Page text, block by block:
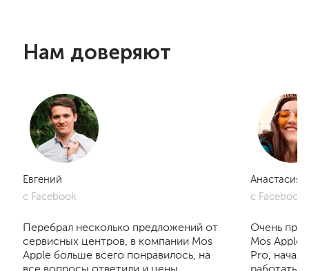
Нам доверяют
Евгений
с Facebook
Перебрал несколько предложений от
сервисных центров, в компании Mos
Apple больше всего понравилось, на
Анастасия
с Facebook
Очень
Mos
Pro, начал